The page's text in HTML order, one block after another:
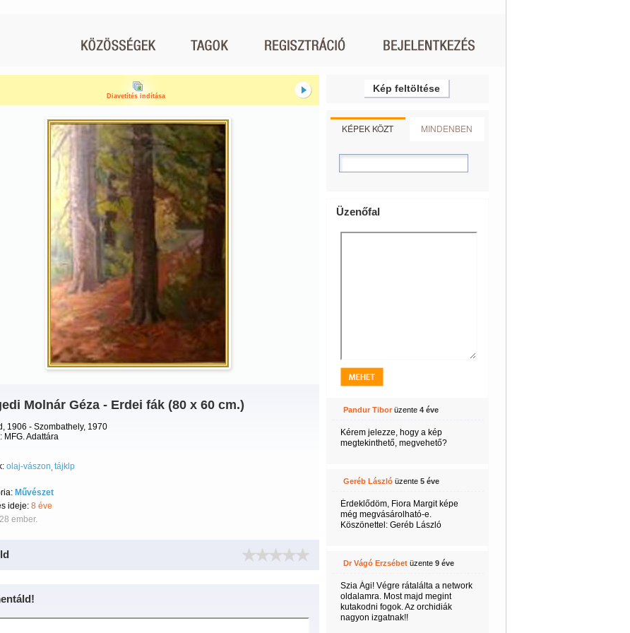
Diavetítés indítása
Molnár Géza - Erdei fák (80 x 60 cm.)
1906 - Szombathely, 1970
MFG. Adattára
olaj-vászon tájklp
Művészet
ideje: 8 éve
ember.
Kép feltöltése
KÉPEK KÖZT MINDENBEN
Üzenőfal
Pandur Tiborüzente 4 éve
Kérem jelezze, hogy a kép
megtekinthető, megvehető?
Geréb Lászlóüzente 5 éve
Érdeklődöm, Fiora Margit képe
még megvásárolható-e.
Köszönettel: Geréb László
Dr Vágó Erzsébetüzente 9 éve
Szia Ági! Végre rátalálta a network
oldalamra. Most majd megint
kutakodni fogok. Az orchidiák
nagyon izgatnak!!